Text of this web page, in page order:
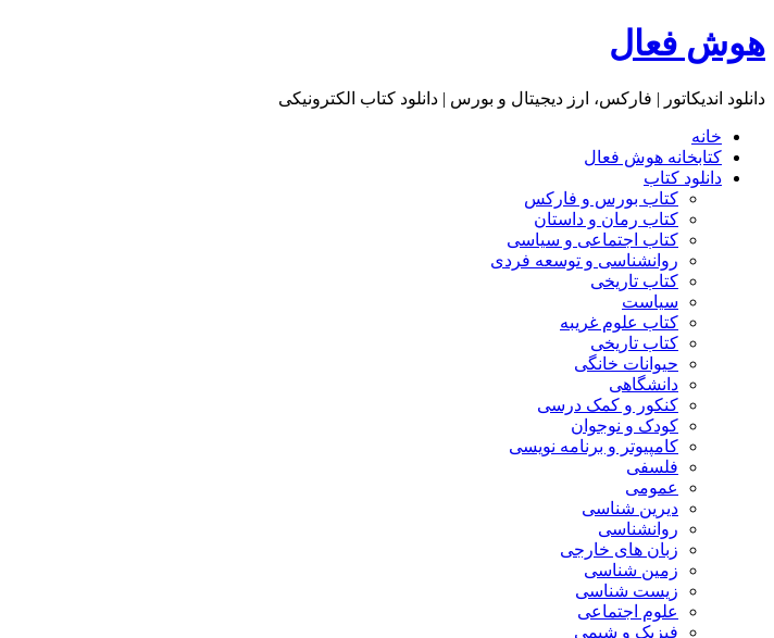
هوش فعال
دانلود اندیکاتور | فارکس، ارز دیجیتال و بورس | دانلود کتاب الکترونیکی
خانه
کتابخانه هوش فعال
دانلود کتاب
کتاب بورس و فارکس
کتاب رمان و داستان
کتاب اجتماعی و سیاسی
روانشناسی و توسعه فردی
کتاب تاریخی
سیاست
کتاب علوم غریبه
کتاب تاریخی
حیوانات خانگی
دانشگاهی
کنکور و کمک‌ درسی
کودک و نوجوان
کامپیوتر و برنامه نویسی
فلسفی
عمومی
دیرین شناسی
روانشناسی
زبان های خارجی
زمین شناسی
زیست شناسی
علوم اجتماعی
فیزیک و شیمی